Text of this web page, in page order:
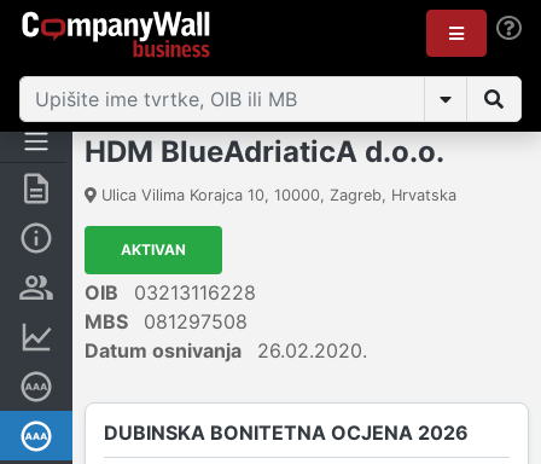
Sažetak
Osobe i vlasništvo
Dubinska bonitetna ocjena
HDM BlueAdriaticA d.o.o.
Ulica Vilima Korajca 10, 10000, Zagreb, Hrvatska
AKTIVAN
OIB
03213116228
MBS
081297508
Datum osnivanja
26.02.2020.
DUBINSKA BONITETNA OCJENA 2026